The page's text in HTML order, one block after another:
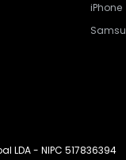
iPhone
LDA - NIPC 517836394